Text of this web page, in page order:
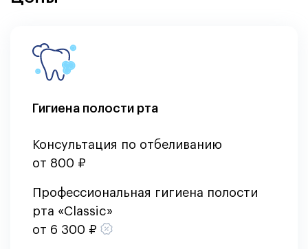
Гигиена полости рта
Консультация по отбеливанию
от 800 ₽
Профессиональная гигиена полости
рта «Classic»
от 6 300 ₽